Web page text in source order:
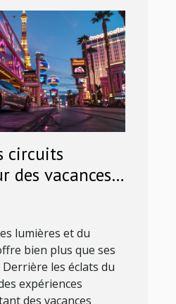
circuits
des vacances
Las Vegas
lumières et du
bien plus que ses
les éclats du
expériences
des vacances